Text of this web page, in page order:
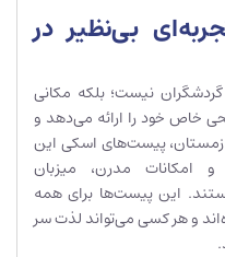
بی‌نظیر در
نیست؛ بلکه مکانی
خاص خود را ارائه می‌دهد و
پیست‌های اسکی این
امکانات مدرن، میزبان
این پیست‌ها برای همه
و هر کسی می‌تواند لذت سر